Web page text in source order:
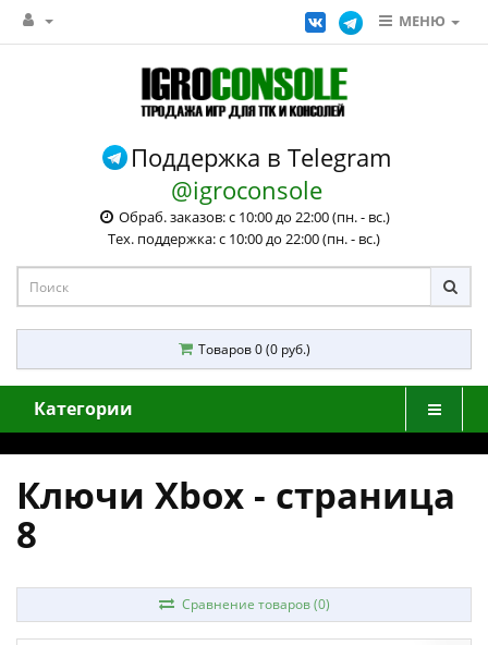
МЕНЮ
Поддержка в Telegram
@igroconsole
Обраб. заказов: с 10:00 до 22:00 (пн. - вс.)
Тех. поддержка: с 10:00 до 22:00 (пн. - вс.)
Товаров 0 (0 руб.)
Категории
Ключи Xbox - страница
8
Сравнение товаров (0)